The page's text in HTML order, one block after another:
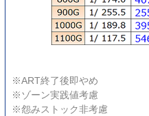
※ART終了後即やめ
※ゾーン実践値考慮
※怨みストック非考慮